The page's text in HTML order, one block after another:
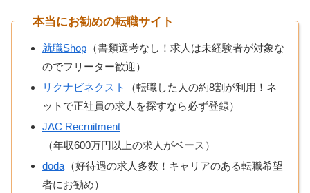
本当にお勧めの転職サイト
就職Shop （書類選考なし！求人は未経験者が対象な
のでフリーター歓迎）
リクナビネクスト
（転職した人の約8割が利用！ネ
ットで正社員の求人を探すなら必ず登録）
JAC Recruitment
（年収600万円以上の求人がベース）
doda （好待遇の求人多数！キャリアのある転職希望
者にお勧め）